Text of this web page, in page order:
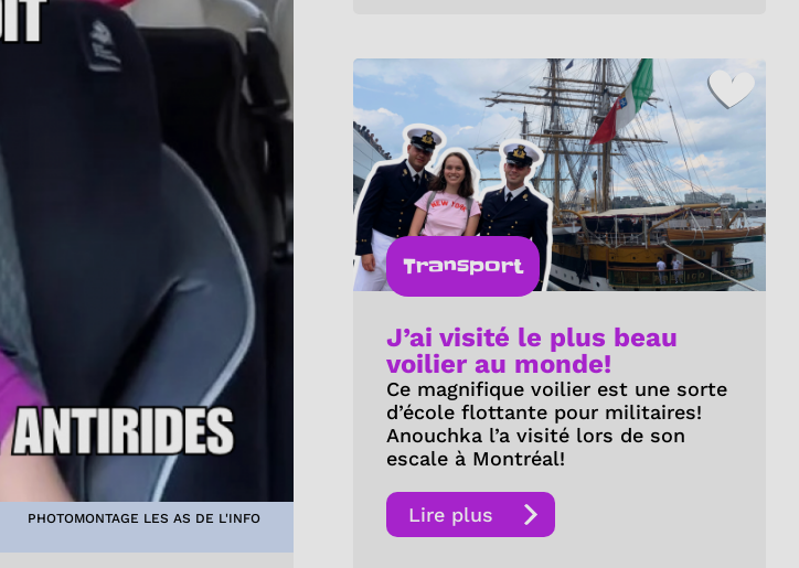
PHOTOMONTAGE LES AS DE L'INFO
Transport
J’ai visité le plus beau
voilier au monde!
Ce magnifique voilier est une sorte
d’école flottante pour militaires!
Anouchka l’a visité lors de son
escale à Montréal!
Lire plus